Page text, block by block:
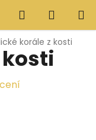
Hledat
KOŠÍK
korále z kosti